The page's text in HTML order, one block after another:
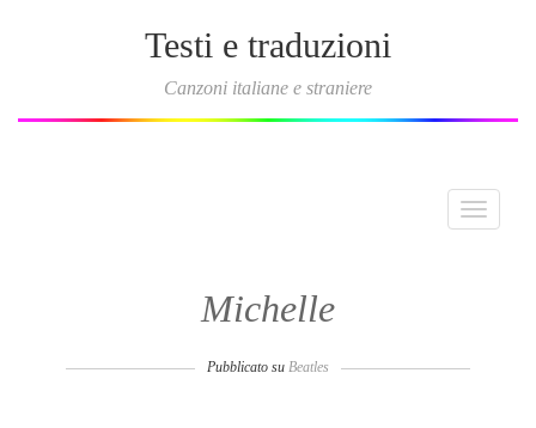
Testi e traduzioni
Canzoni italiane e straniere
Toggle
Michelle
Pubblicato su Beatles